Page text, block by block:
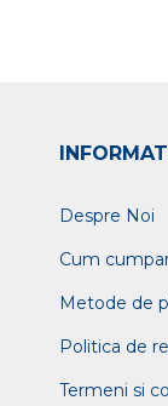
Despre Noi
Cum
Metode de
Politica de
Termeni si